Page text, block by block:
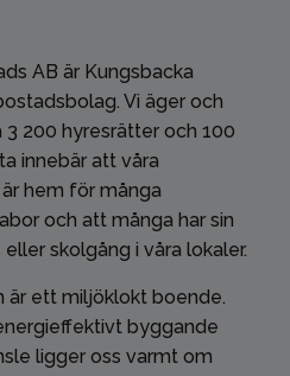
AB är Kungsbacka
Vi äger och
3 200 hyresrätter och 100
innebär att våra
hem för många
och att många har sin
skolgång i våra lokaler.
är ett miljöklokt boende.
byggande
ligger oss varmt om